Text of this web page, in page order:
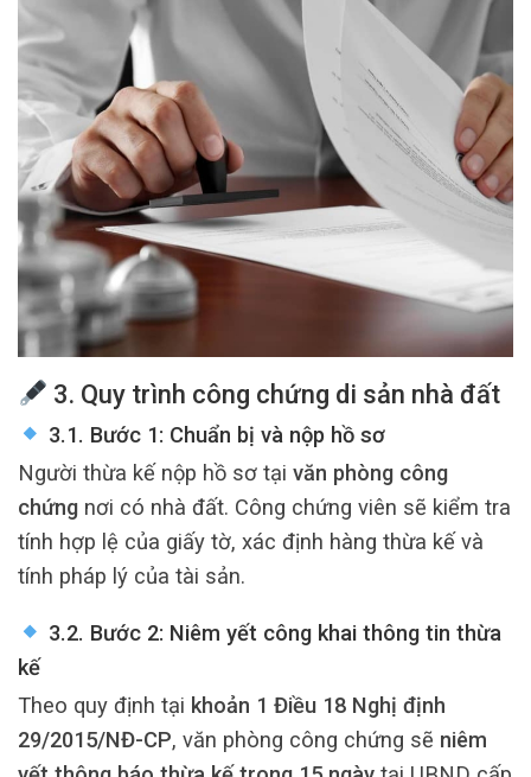
3. Quy trình công chứng di sản nhà đất
3.1. Bước 1: Chuẩn bị và nộp hồ sơ
Người thừa kế nộp hồ sơ tại văn phòng công
chứng nơi có nhà đất. Công chứng viên sẽ kiểm tra
tính hợp lệ của giấy tờ, xác định hàng thừa kế và
tính pháp lý của tài sản.
3.2. Bước 2: Niêm yết công khai thông tin thừa
kế
Theo quy định tại khoản 1 Điều 18 Nghị định
29/2015/NĐ-CP, văn phòng công chứng sẽ niêm